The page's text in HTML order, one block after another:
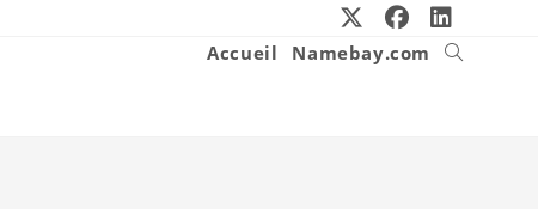
Accueil Namebay.com
Toggle